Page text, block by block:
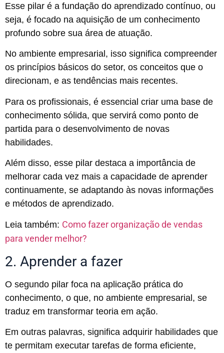
Esse pilar é a fundação do aprendizado contínuo, ou
seja, é focado na aquisição de um conhecimento
profundo sobre sua área de atuação.
No ambiente empresarial, isso significa compreender
os princípios básicos do setor, os conceitos que o
direcionam, e as tendências mais recentes.
Para os profissionais, é essencial criar uma base de
conhecimento sólida, que servirá como ponto de
partida para o desenvolvimento de novas
habilidades.
Além disso, esse pilar destaca a importância de
melhorar cada vez mais a capacidade de aprender
continuamente, se adaptando às novas informações
e métodos de aprendizado.
Leia também: Como fazer organização de vendas
para vender melhor?
2. Aprender a fazer
O segundo pilar foca na aplicação prática do
conhecimento, o que, no ambiente empresarial, se
traduz em transformar teoria em ação.
Em outras palavras, significa adquirir habilidades que
te permitam executar tarefas de forma eficiente,